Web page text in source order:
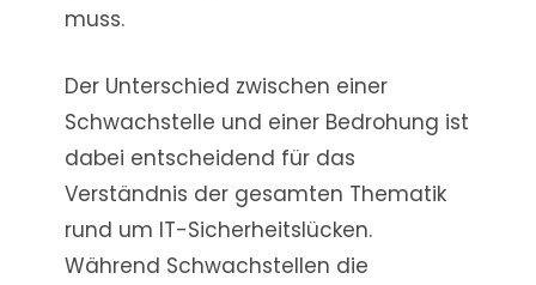
muss.
Der Unterschied zwischen einer
Schwachstelle und einer Bedrohung ist
dabei entscheidend für das
Verständnis der gesamten Thematik
rund um IT-Sicherheitslücken.
Während Schwachstellen die